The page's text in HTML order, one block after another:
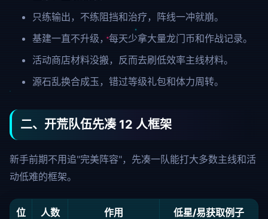
只练输出，不练阻挡和治疗，阵线一冲就崩。
基建一直不升级，每天少拿大量龙门币和作战记录。
活动商店材料没搬，反而去刷低效率主线材料。
源石乱换合成玉，错过等级礼包和体力周转。
二、开荒队伍先凑 12 人框架
新手前期不用追"完美阵容"，先凑一队能打大多数主线和活
动低难的框架。
位
人数 作用 低星/易获取例子